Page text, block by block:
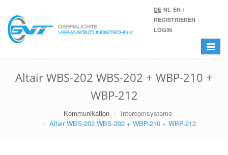
DE NL EN
REGISTRIEREN
LOGIN
Toggle
Altair WBS-202 WBS-202 + WBP-210 +
WBP-212
Kommunikation
Intercomsysteme
Altair WBS-202 WBS-202 + WBP-210 + WBP-212